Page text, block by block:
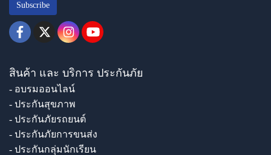
Subscribe
สินค้า และ บริการ ประกันภัย
- อบรมออนไลน์
- ประกันสุขภาพ
- ประกันภัยรถยนต์
- ประกันภัยการขนส่ง
- ประกันกลุ่มนักเรียน